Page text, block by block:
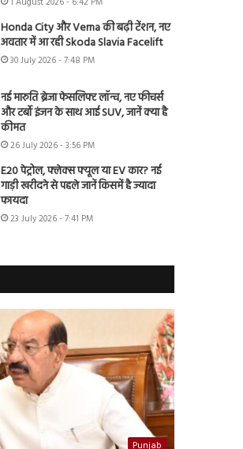
Honda City और Verna की बढ़ी टेंशन, नए
अवतार में आ रही Skoda Slavia Facelift
30 July 2026 - 7:48 PM
नई मारुति ब्रेजा फेसलिफ्ट लॉन्च, नए फीचर्स
और टर्बो इंजन के साथ आई SUV, जानें क्या है
कीमत
26 July 2026 - 3:56 PM
E20 पेट्रोल, फ्लेक्स फ्यूल या EV कार? नई
गाड़ी खरीदने से पहले जानें किसमें है ज्यादा
फायदा
23 July 2026 - 7:41 PM
Punjab